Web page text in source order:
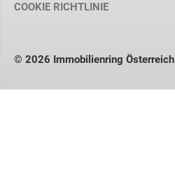
COOKIE RICHTLINIE
© 2026 Immobilienring Österreich